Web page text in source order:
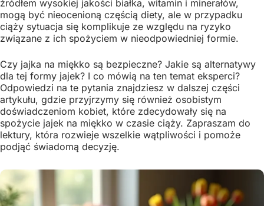
źródłem wysokiej jakości białka, witamin i minerałów,
mogą być nieocenioną częścią diety, ale w przypadku
ciąży sytuacja się komplikuje ze względu na ryzyko
związane z ich spożyciem w nieodpowiedniej formie.
Czy jajka na miękko są bezpieczne? Jakie są alternatywy
dla tej formy jajek? I co mówią na ten temat eksperci?
Odpowiedzi na te pytania znajdziesz w dalszej części
artykułu, gdzie przyjrzymy się również osobistym
doświadczeniom kobiet, które zdecydowały się na
spożycie jajek na miękko w czasie ciąży. Zapraszam do
lektury, która rozwieje wszelkie wątpliwości i pomoże
podjąć świadomą decyzję.